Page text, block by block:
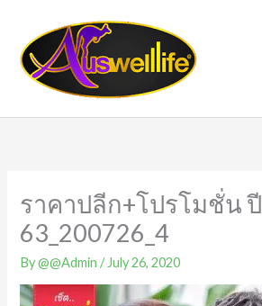
content
ราคาปลีก+โปรโมชั่น ปี
63_200726_4
By@@Admin / July 26, 2020